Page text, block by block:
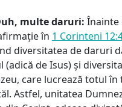
multe daruri: Înainte
în 1 Corinteni
diversitatea de daruri
(adică de Isus) și
care lucrează totul în
Astfel, unitatea